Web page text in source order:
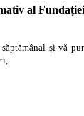
al
și vă